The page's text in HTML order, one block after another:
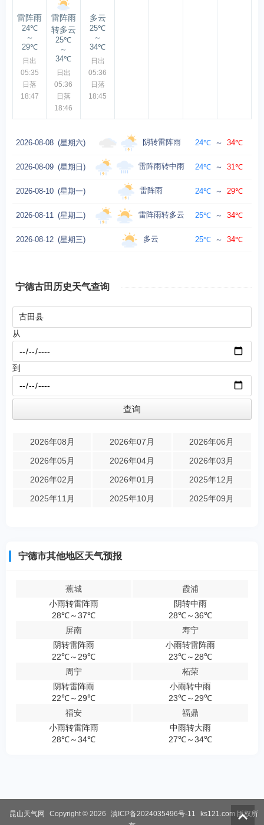
雷阵雨
24℃
～
29℃
日出
05:35
日落
18:47
雷阵雨
转多云
25℃
～
34℃
日出
05:36
日落
18:46
多云
25℃
～
34℃
日出
05:36
日落
18:45
2026-08-08 (星期六) 阴转雷阵雨 24℃ ～ 34℃
2026-08-09 (星期日) 雷阵雨转中雨 24℃ ～ 31℃
2026-08-10 (星期一) 雷阵雨 24℃ ～ 29℃
2026-08-11 (星期二) 雷阵雨转多云 25℃ ～ 34℃
2026-08-12 (星期三) 多云 25℃ ～ 34℃
宁德古田历史天气查询
从
到
2026年08月 2026年07月
2026年06月
2026年05月
2026年04月
2026年03月
2026年02月
2026年01月
2025年12月
2025年11月
2025年10月 2025年09月
宁德市其他地区天气预报
蕉城
小雨转雷阵雨
28℃～37℃
霞浦
阴转中雨
28℃～36℃
屏南
阴转雷阵雨
22℃～29℃
寿宁
小雨转雷阵雨
23℃～28℃
周宁
阴转雷阵雨
22℃～29℃
柘荣
小雨转中雨
23℃～29℃
福安
小雨转雷阵雨
28℃～34℃
福鼎
中雨转大雨
27℃～34℃
昆山天气网 Copyright © 2026 滇ICP备2024035496号-11 ks121.com 版权所